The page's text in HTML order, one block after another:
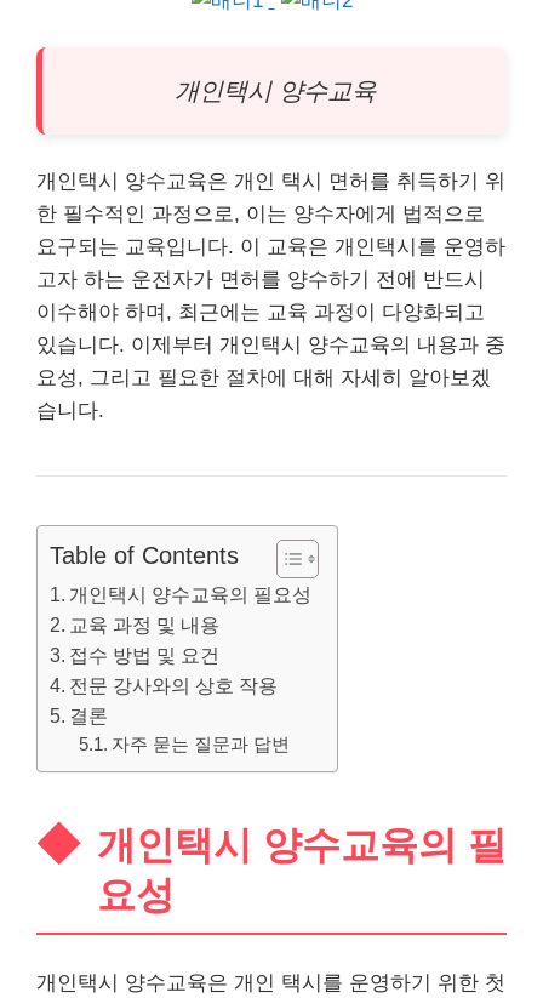
개인택시 양수교육
개인택시 양수교육은 개인 택시 면허를 취득하기 위
한 필수적인 과정으로, 이는 양수자에게 법적으로
요구되는 교육입니다. 이 교육은 개인택시를 운영하
고자 하는 운전자가 면허를 양수하기 전에 반드시
이수해야 하며, 최근에는 교육 과정이 다양화되고
있습니다. 이제부터 개인택시 양수교육의 내용과 중
요성, 그리고 필요한 절차에 대해 자세히 알아보겠
습니다.
Table of Contents
개인택시 양수교육의 필요성
교육 과정 및 내용
접수 방법 및 요건
전문 강사와의 상호 작용
결론
자주 묻는 질문과 답변
개인택시 양수교육의 필
요성
개인택시 양수교육은 개인 택시를 운영하기 위한 첫